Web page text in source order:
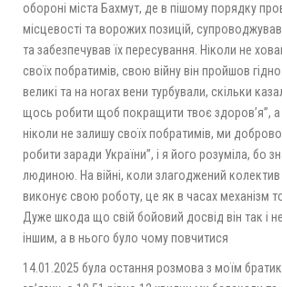
обороні міста Бахмут, де в пішому порядку
місцевості та ворожих позицій, супроводжував
та забезпечував їх пересування. Ніколи не
своїх побратимів, свою війну він пройшов
великі та на ногах вени турбували, скільки
щось робити щоб покращити твоє здоровʼя”, а
ніколи не залишу своїх побратимів, ми
робити заради України”, і я його розуміла, бо
людиною. На війні, коли злагоджений
виконує свою роботу, це як в часах механізм
Дуже шкода що свій бойовий досвід він так і
іншим, а в нього було чому повчитися
14.01.2025 була остання розмова з моїм